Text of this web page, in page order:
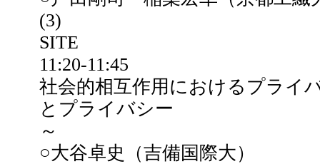
(3)
SITE
11:20-11:45
社会的相互作用におけるプラ
とプライバシー
～
○大谷卓史（吉備国際大）